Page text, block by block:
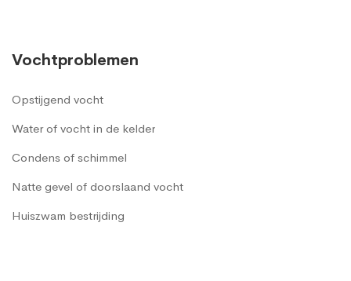
Vochtproblemen
Opstijgend vocht
Water of vocht in de kelder
Condens of schimmel
Natte gevel of doorslaand vocht
Huiszwam bestrijding